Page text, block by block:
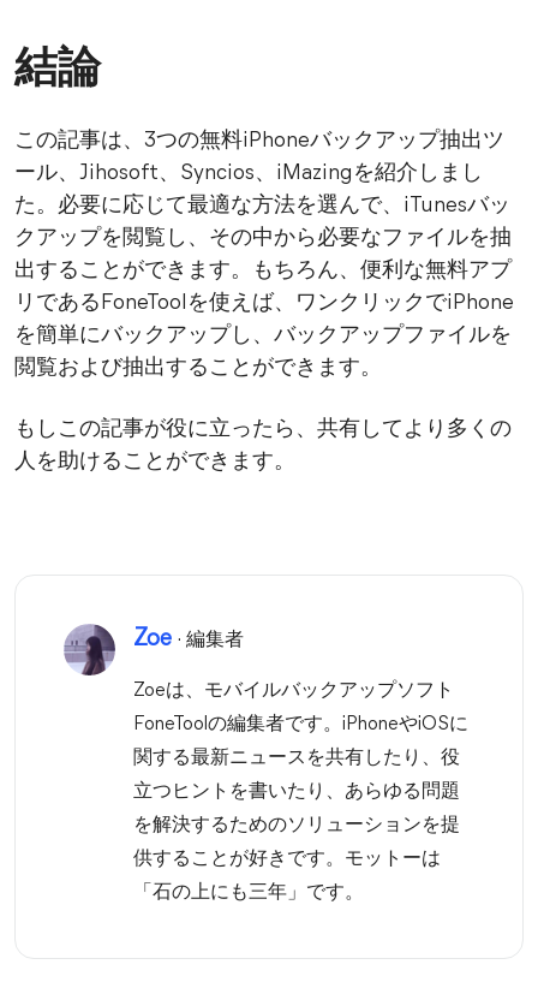
結論
この記事は、3つの無料iPhoneバックアップ抽出ツ
ール、Jihosoft、Syncios、iMazingを紹介しまし
た。必要に応じて最適な方法を選んで、iTunesバッ
クアップを閲覧し、その中から必要なファイルを抽
出することができます。もちろん、便利な無料アプ
リであるFoneToolを使えば、ワンクリックでiPhone
を簡単にバックアップし、バックアップファイルを
閲覧および抽出することができます。
もしこの記事が役に立ったら、共有してより多くの
人を助けることができます。
Zoe· 編集者
Zoeは、モバイルバックアップソフト
FoneToolの編集者です。iPhoneやiOSに
関する最新ニュースを共有したり、役
立つヒントを書いたり、あらゆる問題
を解決するためのソリューションを提
供することが好きです。モットーは
「石の上にも三年」です。